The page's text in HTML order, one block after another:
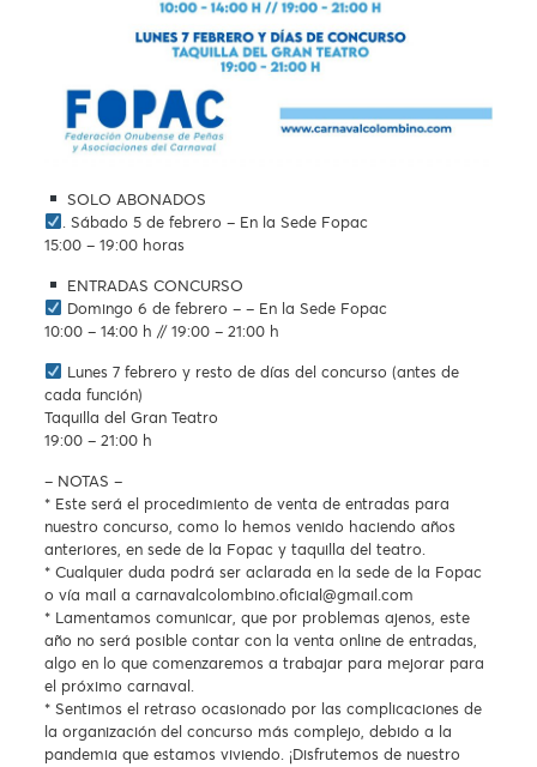
SOLO ABONADOS
. Sábado 5 de febrero – En la Sede Fopac
15:00 – 19:00 horas
ENTRADAS CONCURSO
Domingo 6 de febrero – – En la Sede Fopac
10:00 – 14:00 h // 19:00 – 21:00 h
Lunes 7 febrero y resto de días del concurso (antes de
cada función)
Taquilla del Gran Teatro
19:00 – 21:00 h
– NOTAS –
* Este será el procedimiento de venta de entradas para
nuestro concurso, como lo hemos venido haciendo años
anteriores, en sede de la Fopac y taquilla del teatro.
* Cualquier duda podrá ser aclarada en la sede de la Fopac
o vía mail a carnavalcolombino.oficial@gmail.com
* Lamentamos comunicar, que por problemas ajenos, este
año no será posible contar con la venta online de entradas,
algo en lo que comenzaremos a trabajar para mejorar para
el próximo carnaval.
* Sentimos el retraso ocasionado por las complicaciones de
la organización del concurso más complejo, debido a la
pandemia que estamos viviendo. ¡Disfrutemos de nuestro